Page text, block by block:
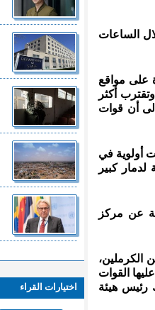
وجنوب البلاد خلال الساعات
على مواقع
أكثر
أن قوات
أولوية في
كبير
عن مركز
الكرملين،
القوات
رئيس هيئة
اختيارات القراء